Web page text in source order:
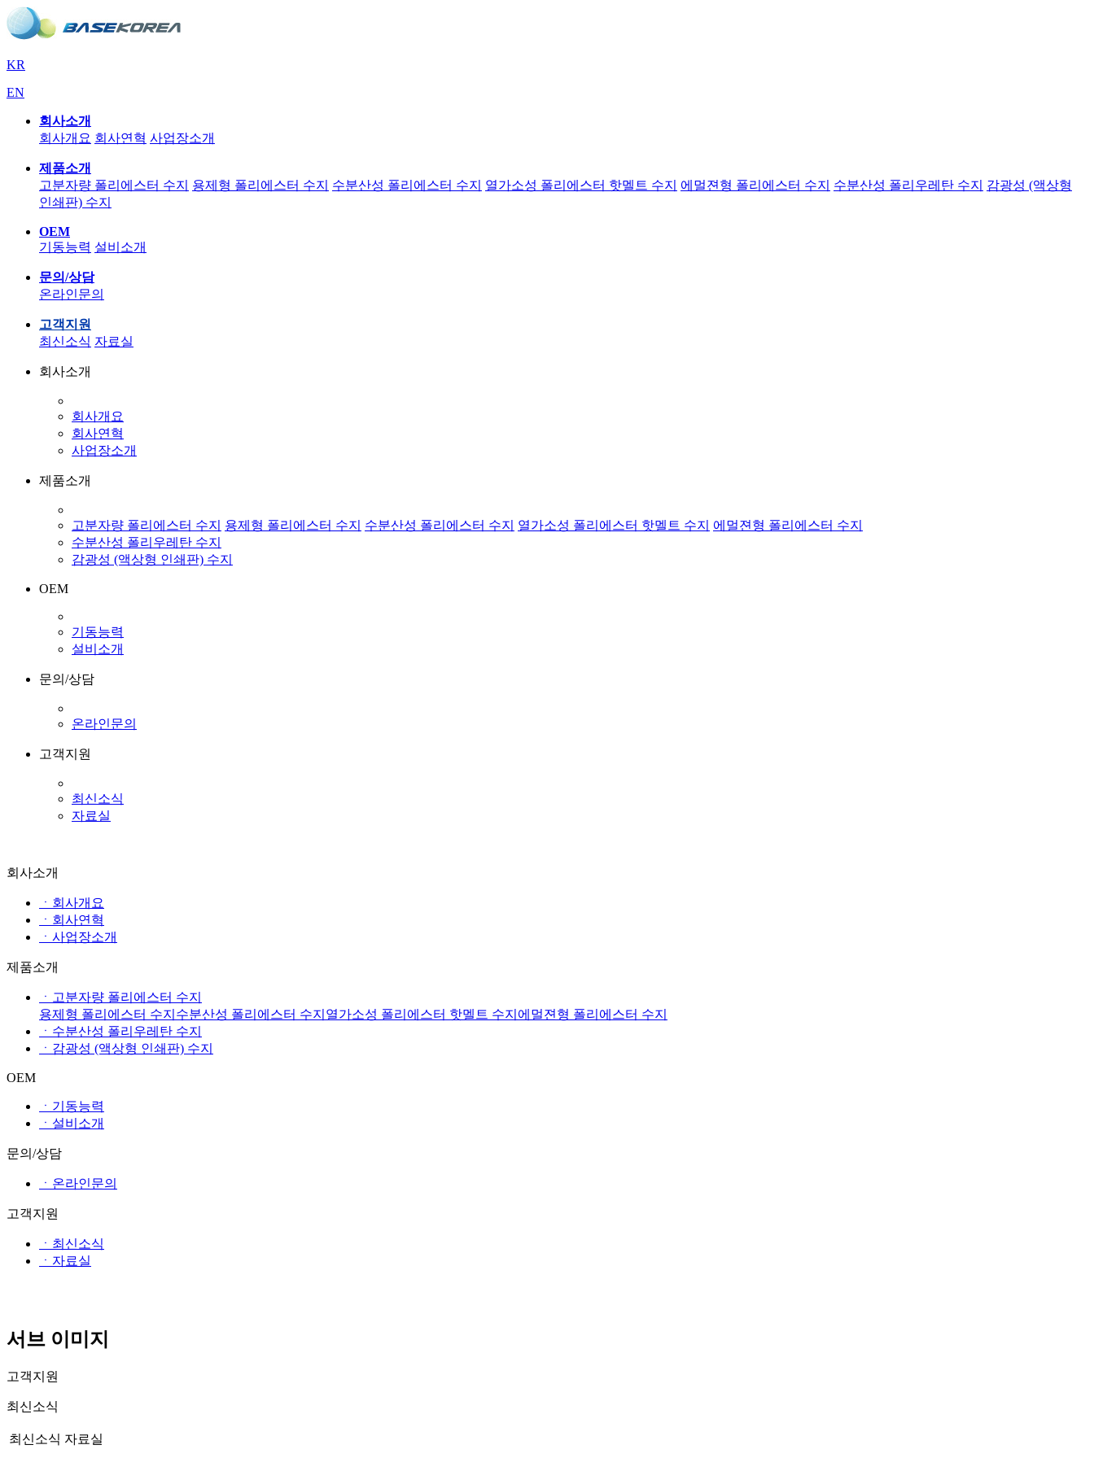
KR
EN
회사소개
회사개요 회사연혁 사업장소개
제품소개
고분자량 폴리에스터 수지
용제형 폴리에스터 수지 수분산성 폴리에스터 수지 열가소성 폴리에스터 핫멜트 수지 에멀젼형 폴리에스터 수지 수분산성 폴리우레탄 수지
감광성 (액상형
인쇄판) 수지
OEM
기동능력 설비소개
문의/상담
온라인문의
고객지원
최신소식 자료실
회사소개
회사개요
회사연혁
사업장소개
제품소개
고분자량 폴리에스터 수지 용제형 폴리에스터 수지 수분산성 폴리에스터 수지 열가소성 폴리에스터 핫멜트 수지
에멀젼형 폴리에스터 수지
수분산성 폴리우레탄 수지
감광성 (액상형 인쇄판) 수지
OEM
기동능력
설비소개
문의/상담
온라인문의
고객지원
최신소식
자료실
회사소개
ㆍ회사개요
ㆍ회사연혁
ㆍ사업장소개
제품소개
ㆍ고분자량 폴리에스터 수지
용제형 폴리에스터 수지 수분산성 폴리에스터 수지 열가소성 폴리에스터 핫멜트 수지 에멀젼형 폴리에스터 수지
ㆍ수분산성 폴리우레탄 수지
ㆍ감광성 (액상형 인쇄판) 수지
OEM
ㆍ기동능력
ㆍ설비소개
문의/상담
ㆍ온라인문의
고객지원
ㆍ최신소식
ㆍ자료실
서브 이미지
고객지원
최신소식
최신소식 자료실